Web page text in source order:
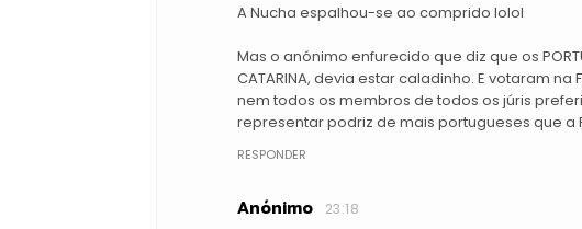
A Nucha espalhou-se ao comprido lolol
Mas o anónimo enfurecido que diz que os
CATARINA, devia estar caladinho. E votaram
nem todos os membros de todos os júris
representar podriz de mais portugueses que a
RESPONDER
Anónimo 23:18